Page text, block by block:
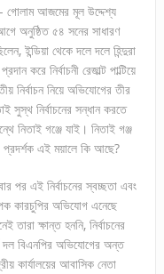
গোলাম আজমের মূল উদ্দেশ্য
অনুষ্ঠিত ৫৪ সনের সাধারণ
ইন্ডিয়া থেকে দলে দলে হিন্দুরা
করে নির্বাচনী রেজাল্ট পাল্টিয়ে
নির্বাচন নিয়ে অভিযোগের তীর
সুস্থ নির্বাচনের সন্ধান করতে
নিতাই গঞ্জে যাই। নিতাই গঞ্জ
প্রদর্শক এই ময়ালে কি আছে?
পর এই নির্বাচনের স্বচ্ছতা এবং
কারচুপির অভিযোগ এনেছে
ক্ষান্ত হননি, নির্বাচনের
দল বিএনপির অভিযোগের অন্ত
কার্যালয়ের আবাসিক নেতা